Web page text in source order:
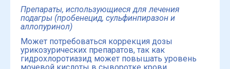
Препараты, использующиеся для лечения
подагры (пробенецид, сульфинпиразон и
аллопуринол)
Может потребоваться коррекция дозы
урикозурических препаратов, так как
гидрохлоротиазид может повышать уровень